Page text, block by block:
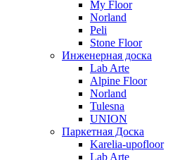
My Floor
Norland
Peli
Stone Floor
Инженерная доска
Lab Arte
Alpine Floor
Norland
Tulesna
UNION
Паркетная Доска
Karelia-upofloor
Lab Arte